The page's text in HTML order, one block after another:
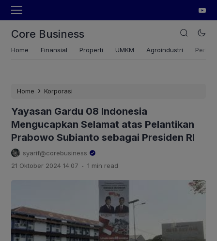
Core Business
Home Finansial Properti UMKM Agroindustri
Home › Korporasi
Yayasan Gardu 08 Indonesia
Mengucapkan Selamat atas Pelantikan
Prabowo Subianto sebagai Presiden RI
syarif@corebusiness
21 Oktober 2024 14:07 . 1 min read